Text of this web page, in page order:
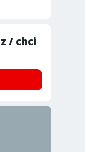
/ chci